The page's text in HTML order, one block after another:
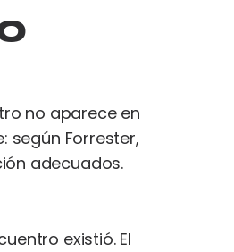
no aparece en
según Forrester,
adecuados.
existió. El